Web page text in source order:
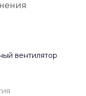
вентилятор